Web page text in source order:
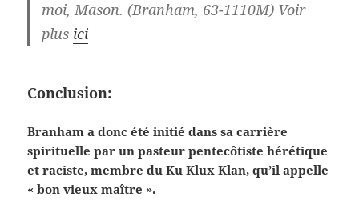
moi, Mason. (Branham, 63-1110M) Voir
plus ici
Conclusion:
Branham a donc été initié dans sa carrière
spirituelle par un pasteur pentecôtiste hérétique
et raciste, membre du Ku Klux Klan, qu’il appelle
« bon vieux maître ».